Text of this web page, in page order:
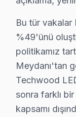
Fatih
Fevzi
Fevzi Çakmak
Göztepe'de
Göztepe
Bu tür vakalar
%49'ünü
politikamız
Meydanı'tan
Techwood
sonra farklı
kapsamı